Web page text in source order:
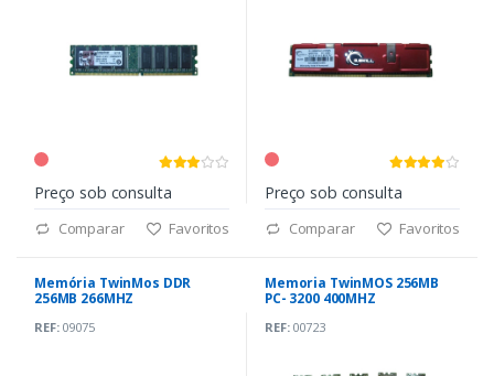
Preço sob consulta
Comparar Favoritos
Preço sob consulta
Comparar Favoritos
Memória TwinMos DDR
256MB 266MHZ
REF:09075
Memoria TwinMOS 256MB
PC- 3200 400MHZ
REF:00723